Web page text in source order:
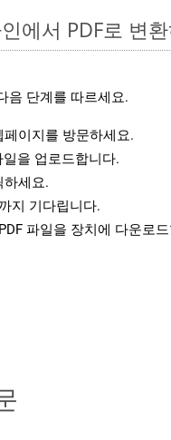
에서 PDF로 변
음 단계를 따르세요.
페이지를 방문하세요.
일을 업로드합니다.
하세요.
지 기다립니다.
파일을 장치에 다운로